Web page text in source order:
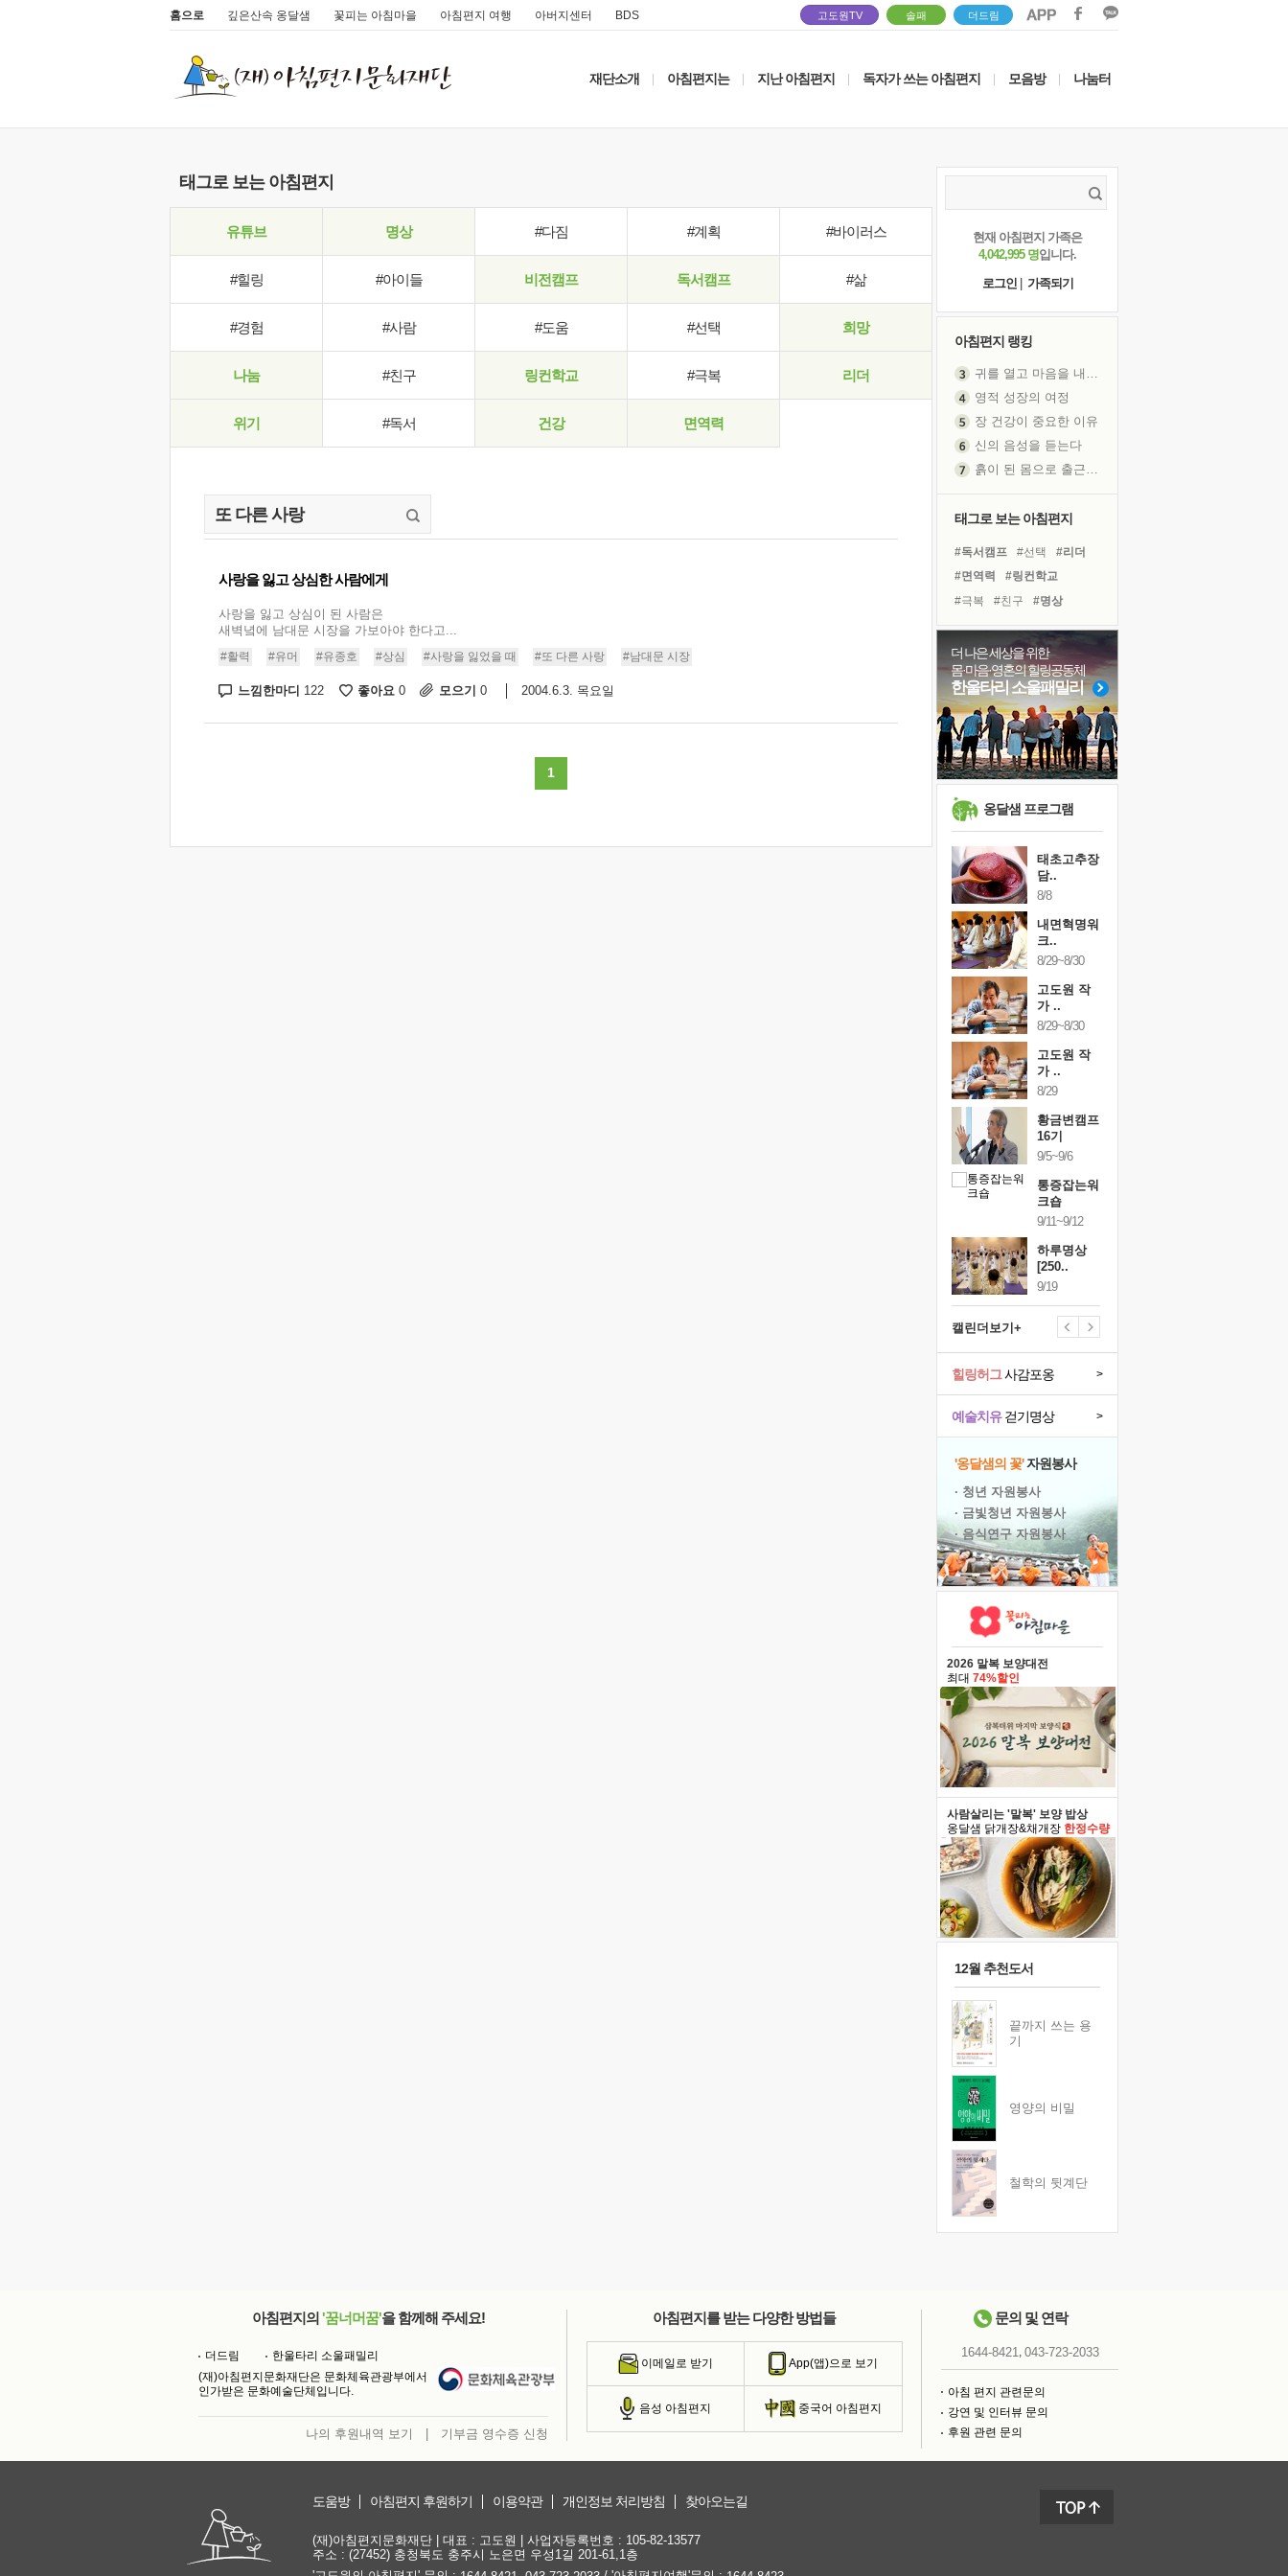
홈으로 깊은산속 옹달샘 꽃피는 아침마을 아침편지 여행 아버지센터 BDS 고도원TV 솔패 더드림
재단소개 아침편지는 지난 아침편지 독자가 쓰는 아침편지 모음방 나눔터
태그로 보는 아침편지
유튜브 명상 #다짐 #계획 #바이러스
#힐링 #아이들 비전캠프 독서캠프 #삶
#경험 #사람 #도움 #선택 희망
나눔 #친구 링컨학교 #극복 리더
위기 #독서 건강 면역력
사랑을 잃고 상심한 사람에게
사랑을 잃고 상심이 된 사람은
새벽녘에 남대문 시장을 가보아야 한다고...
#활력 #유머 #유종호 #상심 #사랑을 잃었을 때 #또 다른 사랑 #남대문 시장
느낌한마디 122 좋아요 0 모으기 0 2004.6.3. 목요일
1
현재 아침편지 가족은
4,042,995 명입니다.
로그인
가족되기
아침편지 랭킹
귀를 열고 마음을 내어주고
영적 성장의 여정
장 건강이 중요한 이유
신의 음성을 듣는다
흙이 된 몸으로 출근하는 여자
졸업식 사진을 보며
아픈 아버지를 위한 공간 설계
극심한 변비, 어깨결림, 수면 장애
보고 싶은 어머니
유년 시절의 부산 영도 바다
못된 꼰대들
거울 속의 나
희망이란
'모른다'는 것
태그로 보는 아침편지
#독서캠프 #선택
#리더
#면역력
#링컨학교
#극복
#친구
#명상
#삶
#도움 #다짐
#경험
#유튜브
#바이러스
#위기
#희망
#나눔
#아이들
#독서
#계획
#건강
더 나은 세상을 위한
몸·마음·영혼의 힐링공동체
한울타리 소울패밀리
옹달샘 프로그램
태초고추장
담..
8/8
내면혁명워
크..
8/29~8/30
고도원 작
가 ..
8/29~8/30
고도원 작
가 ..
8/29
황금변캠프
16기
9/5~9/6
통증잡는워
크숍
9/11~9/12
하루명상
[250..
9/19
캘린더보기+
예술치유걷기명상 >
힐링허그사감포옹 >
'옹달샘의 꽃'자원봉사
· 청년 자원봉사
· 금빛청년 자원봉사
· 음식연구 자원봉사
2026 말복 보양대전
최대 74%할인
사람살리는 '말복' 보양 밥상
옹달샘 닭개장&채개장 한정수량
12월 추천도서
끝까지 쓰는 용
기
영양의 비밀
철학의 뒷계단
아침편지의 '꿈너머꿈'을 함께해 주세요!
더드림
한울타리 소울패밀리
(재)아침편지문화재단은 문화체육관광부에서
인가받은 문화예술단체입니다.
나의 후원내역 보기 기부금 영수증 신청
아침편지를 받는 다양한 방법들
이메일로 받기 App(앱)으로 보기
음성 아침편지 중국어 아침편지
문의 및 연락
1644-8421, 043-723-2033
아침 편지 관련문의
강연 및 인터뷰 문의
후원 관련 문의
도움방 아침편지 후원하기 이용약관 개인정보 처리방침 찾아오는길
(재)아침편지문화재단 | 대표 : 고도원 | 사업자등록번호 : 105-82-13577
주소 : (27452) 충청북도 충주시 노은면 우성1길 201-61,1층